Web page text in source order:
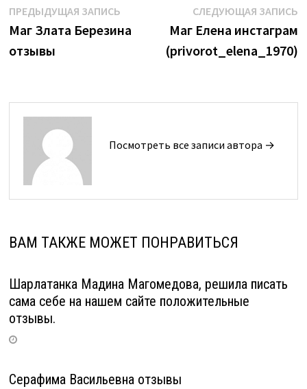
Навигация
по
ПРЕДЫДУЩАЯ ЗАПИСЬПредыдущая
запись:
Маг Злата Березина
отзывы
СЛЕДУЮЩАЯ ЗАПИСЬ
Маг Елена инстаграм
(privorot_elena_1970)
Посмотреть все записи автора →
ВАМ ТАКЖЕ МОЖЕТ ПОНРАВИТЬСЯ
Шарлатанка Мадина Магомедова, решила писать
сама себе на нашем сайте положительные
отзывы.
Серафима Васильевна отзывы